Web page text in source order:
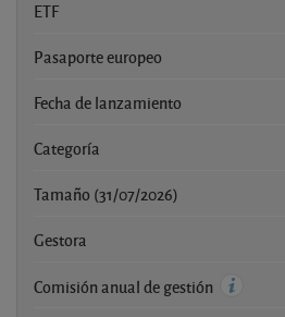
ETF
Pasaporte europeo
Fecha de lanzamiento
Categoría
Tamaño (31/07/2026)
Gestora
Comisión anual de gestión